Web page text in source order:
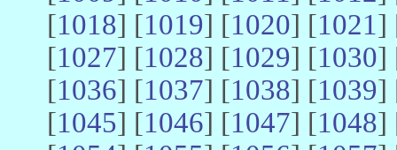
[1018] [1019] [1020] [1021]
[1027] [1028] [1029] [1030]
[1036] [1037] [1038] [1039]
[1045] [1046] [1047] [1048]